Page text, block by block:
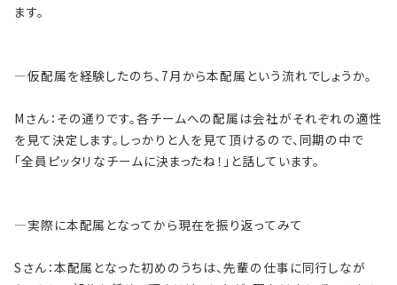
ます。
―仮配属を経験したのち、7月から本配属という流れでしょうか。
Mさん ： その通りです。各チームへの配属は会社がそれぞれの適性
を見て決定します。しっかりと人を見て頂けるので、同期の中で
「全員ピッタリなチームに決まったね！」と話しています。
―実際に本配属となってから現在を振り返ってみて
Sさん：本配属となった初めのうちは、先輩の仕事に同行しなが